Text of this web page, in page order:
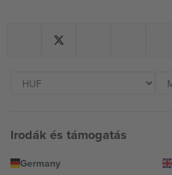
Irodák és támogatás
Germany